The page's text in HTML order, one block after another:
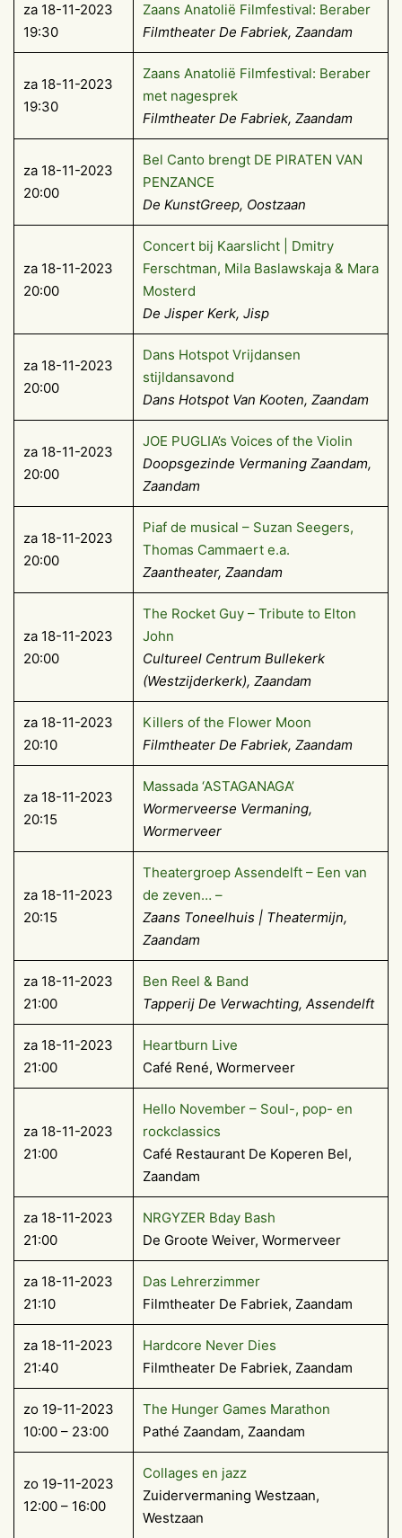
za 18-11-2023
19:30
Zaans Anatolië Filmfestival: Beraber
Filmtheater De Fabriek, Zaandam
za 18-11-2023
19:30
Zaans Anatolië Filmfestival: Beraber
met nagesprek
Filmtheater De Fabriek, Zaandam
za 18-11-2023
20:00
Bel Canto brengt DE PIRATEN VAN
PENZANCE
De KunstGreep, Oostzaan
za 18-11-2023
20:00
Concert bij Kaarslicht | Dmitry
Ferschtman, Mila Baslawskaja & Mara
Mosterd
De Jisper Kerk, Jisp
za 18-11-2023
20:00
Dans Hotspot Vrijdansen
stijldansavond
Dans Hotspot Van Kooten, Zaandam
za 18-11-2023
20:00
JOE PUGLIA’s Voices of the Violin
Doopsgezinde Vermaning Zaandam,
Zaandam
za 18-11-2023
20:00
Piaf de musical – Suzan Seegers,
Thomas Cammaert e.a.
Zaantheater, Zaandam
za 18-11-2023
20:00
The Rocket Guy – Tribute to Elton
John
Cultureel Centrum Bullekerk
(Westzijderkerk), Zaandam
za 18-11-2023
20:10
Killers of the Flower Moon
Filmtheater De Fabriek, Zaandam
za 18-11-2023
20:15
Massada ‘ASTAGANAGA’
Wormerveerse Vermaning,
Wormerveer
za 18-11-2023
20:15
Theatergroep Assendelft – Een van
de zeven… –
Zaans Toneelhuis | Theatermijn,
Zaandam
za 18-11-2023
21:00
Ben Reel & Band
Tapperij De Verwachting, Assendelft
za 18-11-2023
21:00
Heartburn Live
Café René, Wormerveer
za 18-11-2023
21:00
Hello November – Soul-, pop- en
rockclassics
Café Restaurant De Koperen Bel,
Zaandam
za 18-11-2023
21:00
NRGYZER Bday Bash
De Groote Weiver, Wormerveer
za 18-11-2023
21:10
Das Lehrerzimmer
Filmtheater De Fabriek, Zaandam
za 18-11-2023
21:40
Hardcore Never Dies
Filmtheater De Fabriek, Zaandam
zo 19-11-2023
10:00 – 23:00
The Hunger Games Marathon
Pathé Zaandam, Zaandam
zo 19-11-2023
12:00 – 16:00
Collages en jazz
Zuidervermaning Westzaan,
Westzaan